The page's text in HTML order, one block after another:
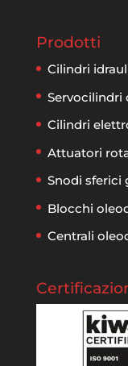
Prodotti
Cilindri
Servocilindri
Cilindri
Attuatori
Snodi sferici
Blocchi
Centrali